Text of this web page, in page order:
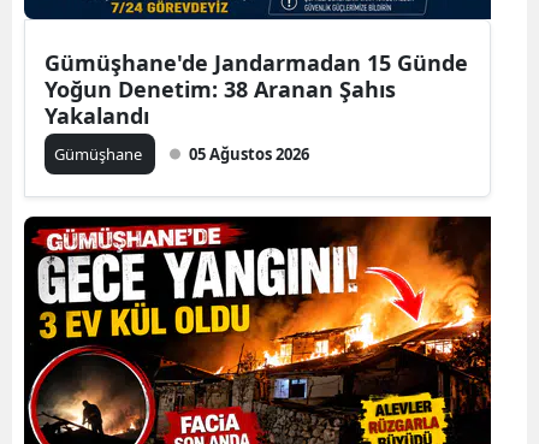
Erzincan
Gaziantep
Giresun
Gümüşhane
Hakkari
Hatay
Gümüşhane'de Jandarmadan 15 Günde
Yoğun Denetim: 38 Aranan Şahıs
Yakalandı
Gümüşhane 05 Ağustos 2026